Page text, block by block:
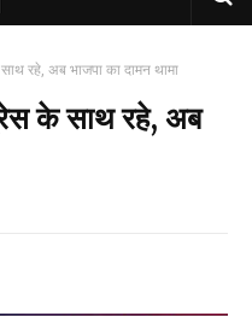
रहे, अब भाजपा का दामन थामा
के साथ रहे, अब